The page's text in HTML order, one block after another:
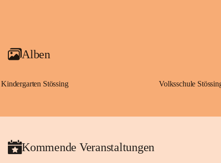
Alben
Kindergarten Stössing Volksschule
Kommende Veranstaltungen